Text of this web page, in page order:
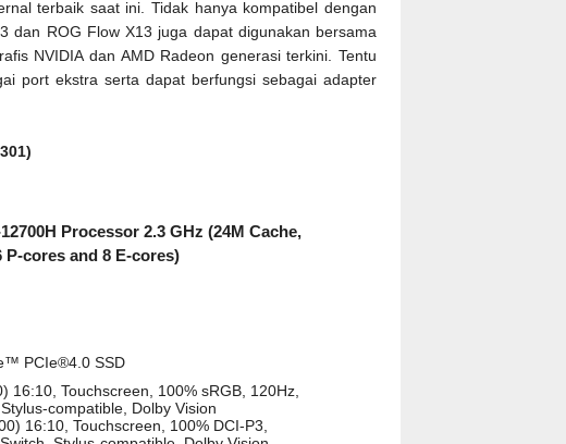
terbaik saat ini. Tidak hanya kompatibel dengan
dan ROG Flow X13 juga dapat digunakan bersama
NVIDIA dan AMD Radeon generasi terkini. Tentu
port ekstra serta dapat berfungsi sebagai adapter
Processor 2.3 GHz (24M Cache,
P-cores and 8 E-cores)
PCIe®4.0 SSD
16:10, Touchscreen, 100% sRGB, 120Hz,
compatible, Dolby Vision
16:10, Touchscreen, 100% DCI-P3,